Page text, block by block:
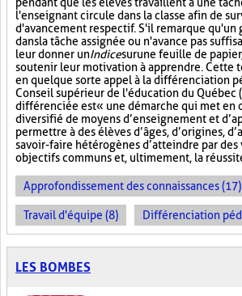
l'enseignant circule dans la classe afin de
d'avancement respectif. S'il remarque qu'un
dans la tâche assignée ou n'avance pas
leur donner unIndicesurune feuille de
soutenir leur motivation à apprendre. Cette
en quelque sorte appel à la différenciation
Conseil supérieur de l'éducation du Québec
différenciée est « une démarche qui met en
diversifié de moyens d’enseignement et
permettre à des élèves d’âges, d’origines,
savoir-faire hétérogènes d’atteindre par
objectifs communs et, ultimement, la
Approfondissement des connaissances (17)
Travail d'équipe (8) Différenciation
LES BOMBES